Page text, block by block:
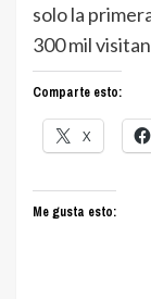
solo la
300 mil
Comparte esto:
X
Me gusta esto: